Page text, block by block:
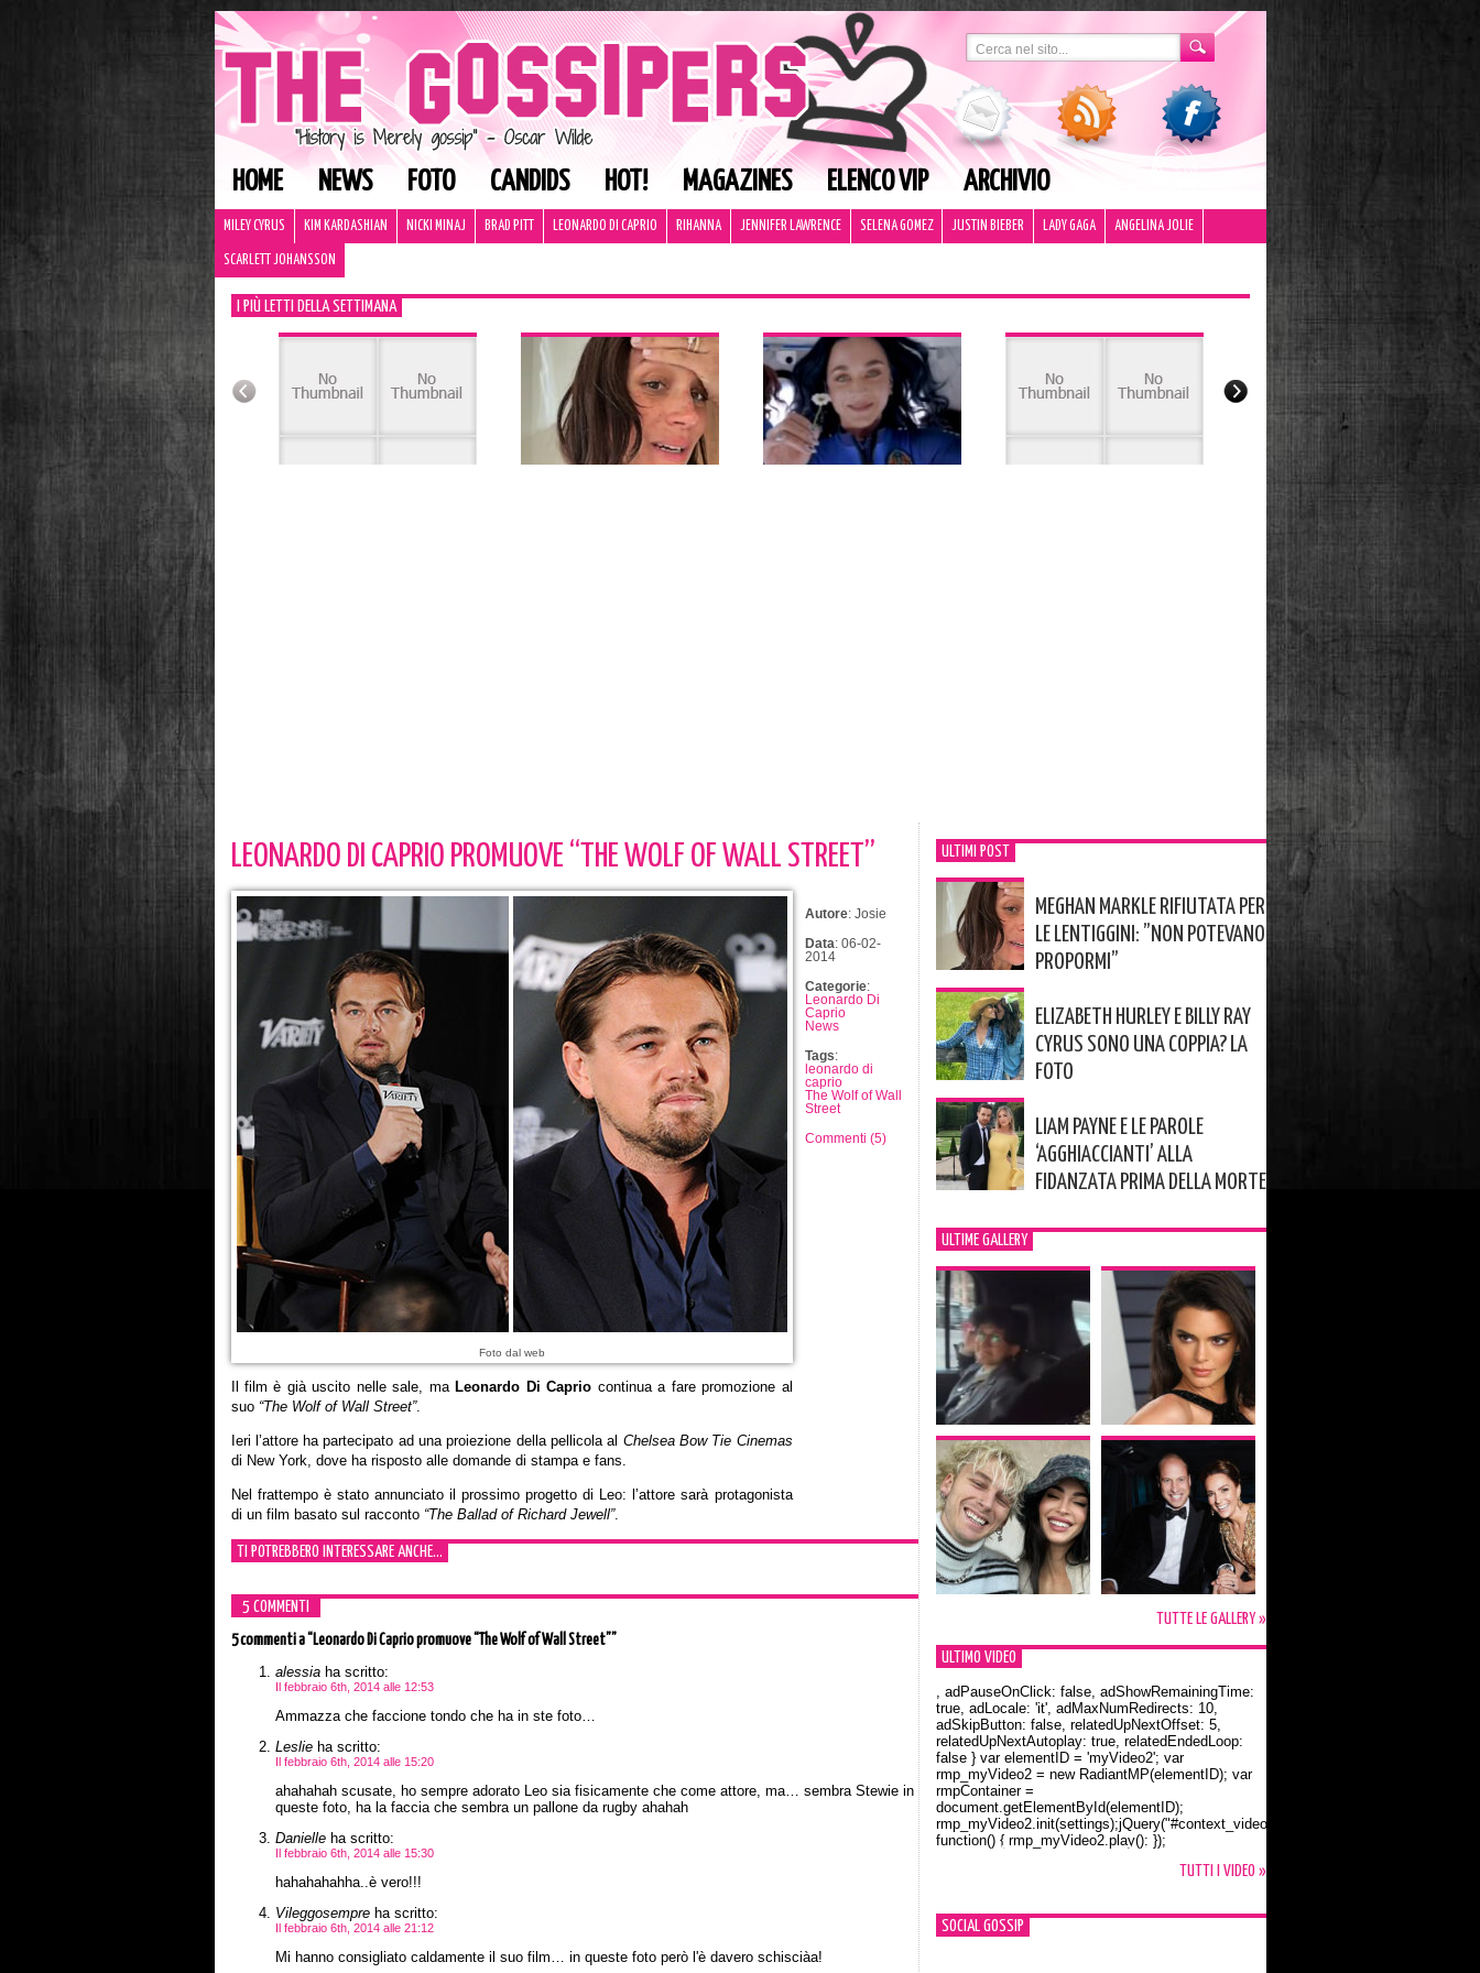
HOME NEWS FOTO CANDIDS HOT! MAGAZINES ELENCO VIP ARCHIVIO
MILEY CYRUS KIM KARDASHIAN NICKI MINAJ BRAD PITT LEONARDO DI CAPRIO RIHANNA JENNIFER LAWRENCE SELENA GOMEZ JUSTIN BIEBER LADY GAGA ANGELINA JOLIE
SCARLETT JOHANSSON
I PIÙ LETTI DELLA SETTIMANA
LEONARDO DI CAPRIO PROMUOVE “THE WOLF OF WALL STREET”
Foto dal web
Il film è già uscito nelle sale, ma Leonardo Di Caprio continua a fare promozione al
suo “The Wolf of Wall Street”.
Ieri l’attore ha partecipato ad una proiezione della pellicola al Chelsea Bow Tie Cinemas
di New York, dove ha risposto alle domande di stampa e fans.
Nel frattempo è stato annunciato il prossimo progetto di Leo: l’attore sarà protagonista
di un film basato sul racconto “The Ballad of Richard Jewell”.
Autore: Josie
Data: 06-02-
2014
Categorie:
Leonardo Di
Caprio
News
Tags:
leonardo di
caprio
The Wolf of Wall
Street
Commenti (5)
TI POTREBBERO INTERESSARE ANCHE...
5 COMMENTI
5 commentia “Leonardo Di Caprio promuove “The Wolf of Wall Street””
alessiaha scritto:
Il febbraio 6th, 2014 alle 12:53
Ammazza che faccione tondo che ha in ste foto…
Leslieha scritto:
Il febbraio 6th, 2014 alle 15:20
ahahahah scusate, ho sempre adorato Leo sia fisicamente che come attore, ma… sembra Stewie in
queste foto, ha la faccia che sembra un pallone da rugby ahahah
Danielleha scritto:
Il febbraio 6th, 2014 alle 15:30
hahahahahha..è vero!!!
Vileggosempreha scritto:
Il febbraio 6th, 2014 alle 21:12
Mi hanno consigliato caldamente il suo film… in queste foto però l'è davero schisciàa!
ULTIMI POST
MEGHAN MARKLE RIFIUTATA PER
LE LENTIGGINI: ”NON POTEVANO
PROPORMI”
ELIZABETH HURLEY E BILLY RAY
CYRUS SONO UNA COPPIA? LA
FOTO
LIAM PAYNE E LE PAROLE
‘AGGHIACCIANTI’ ALLA
FIDANZATA PRIMA DELLA MORTE
ULTIME GALLERY
TUTTE LE GALLERY »
ULTIMO VIDEO
Orlando Bloom e la t-shirt dedicata a Flynn
, adPauseOnClick: false, adShowRemainingTime:
true, adLocale: 'it', adMaxNumRedirects: 10,
adSkipButton: false, relatedUpNextOffset: 5,
relatedUpNextAutoplay: true, relatedEndedLoop:
false } var elementID = 'myVideo2'; var
rmp_myVideo2 = new RadiantMP(elementID); var
rmpContainer =
document.getElementById(elementID);
rmp_myVideo2.init(settings);jQuery("#context_video2").one("mouseover",
function() { rmp_myVideo2.play(); });
TUTTI I VIDEO »
SOCIAL GOSSIP